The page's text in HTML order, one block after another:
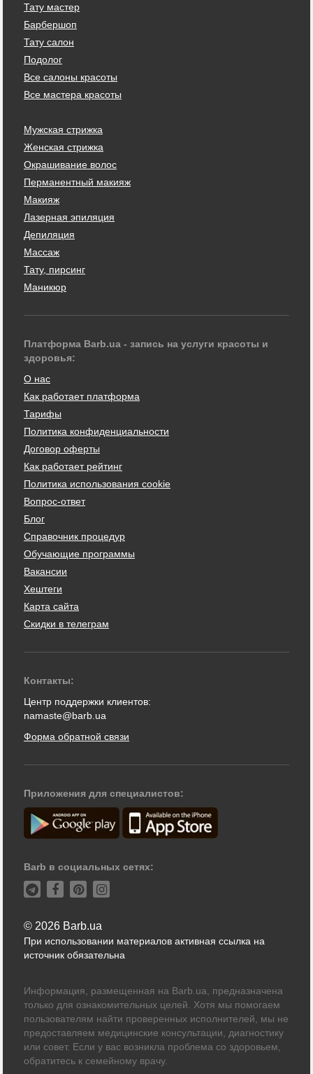
Тату мастер
Барбершоп
Тату салон
Подолог
Все салоны красоты
Все мастера красоты
Мужская стрижка
Женская стрижка
Окрашивание волос
Перманентный макияж
Макияж
Лазерная эпиляция
Депиляция
Массаж
Тату, пирсинг
Маникюр
Платформа Barb.ua - запись на услуги красоты и
здоровья:
О нас
Как работает платформа
Тарифы
Политика конфиденциальности
Договор оферты
Как работает рейтинг
Политика использования cookie
Вопрос-ответ
Блог
Справочник процедур
Обучающие программы
Вакансии
Хештеги
Карта сайта
Скидки в телеграм
Контакты:
Центр поддержки клиентов:
namaste@barb.ua
Форма обратной связи
Приложения для специалистов:
Barb в социальных сетях:
© 2026 Barb.ua
При использовании материалов активная ссылка на
источник обязательна
Информация, размещенная на Barb.ua, предназначена
только для ознакомительных целей. Хотя мы помогаем
пользователям найти проверенных исполнителей, мы не
предоставляем медицинские консультации, диагностику
или совет. Если у вас возникла проблема со здоровьем,
обратитесь к семейному врачу.